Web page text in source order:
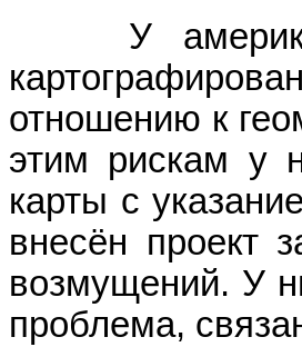
У
отношению к
этим рискам у
карты с
внесён проект
возмущений. У
проблема,